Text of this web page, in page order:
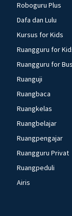
Roboguru Plus
Dafa dan Lulu
Kursus for Kids
Ruangguru for
Ruangguru for
Ruanguji
Ruangbaca
Ruangkelas
Ruangbelajar
Ruangpengajar
Ruangguru Privat
Ruangpeduli
Airis